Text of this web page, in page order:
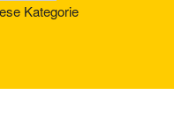
Kategorie